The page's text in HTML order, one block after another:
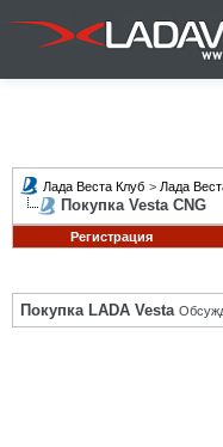
Лада Веста Клуб > Лада
Покупка Vesta CNG
Регистрация
Покупка LADA Vesta